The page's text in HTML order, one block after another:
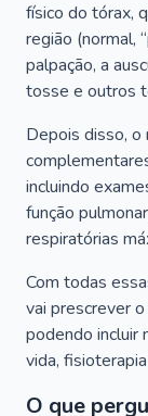
físico do tórax,
região (normal,
palpação, a
tosse e outros
Depois disso, o
incluindo
função
respiratórias
Com todas
vai prescrever
podendo incluir
vida,
O que